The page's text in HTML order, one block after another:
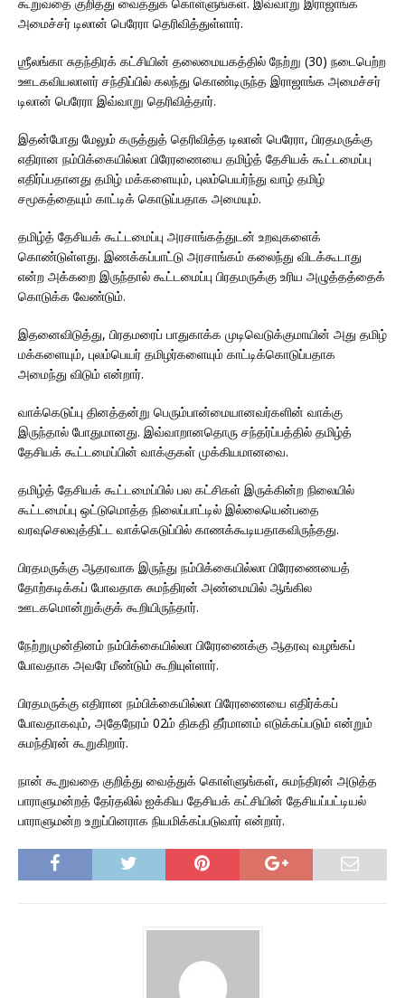
அமைச்சர் டிலான் பெரேரா தெரிவித்துள்ளார்.
ஶ்ரீலங்கா சுதந்திரக் கட்சியின் தலைமையகத்தில் நேற்று (30) நடைபெற்ற
ஊடகவியலாளர் சந்திப்பில் கலந்து கொண்டிருந்த இராஜாங்க அமைச்சர்
டிலான் பெரேரா இவ்வாறு தெரிவித்தார்.
இதன்போது மேலும் கருத்துத் தெரிவித்த டிலான் பெரேரா, பிரதமருக்கு
எதிரான நம்பிக்கையில்லா பிரேரணையை தமிழ்த் தேசியக் கூட்டமைப்பு
எதிர்ப்பதானது தமிழ் மக்களையும், புலம்பெயர்ந்து வாழ் தமிழ்
சமூகத்தையும் காட்டிக் கொடுப்பதாக அமையும்.
தமிழ்த் தேசியக் கூட்டமைப்பு அரசாங்கத்துடன் உறவுகளைக்
கொண்டுள்ளது. இணக்கப்பாட்டு அரசாங்கம் கலைந்து விடக்கூடாது
என்ற அக்கறை இருந்தால் கூட்டமைப்பு பிரதமருக்கு உரிய அழுத்தத்தைக்
கொடுக்க வேண்டும்.
இதனைவிடுத்து, பிரதமரைப் பாதுகாக்க முடிவெடுக்குமாயின் அது தமிழ்
மக்களையும், புலம்பெயர் தமிழர்களையும் காட்டிக்கொடுப்பதாக
அமைந்து விடும் என்றார்.
வாக்கெடுப்பு தினத்தன்று பெரும்பான்மையானவர்களின் வாக்கு
இருந்தால் போதுமானது. இவ்வாறானதொரு சந்தர்ப்பத்தில் தமிழ்த்
தேசியக் கூட்டமைப்பின் வாக்குகள் முக்கியமானவை.
தமிழ்த் தேசியக் கூட்டமைப்பில் பல கட்சிகள் இருக்கின்ற நிலையில்
கூட்டமைப்பு ஒட்டுமொத்த நிலைப்பாட்டில் இல்லையென்பதை
வரவுசெலவுத்திட்ட வாக்கெடுப்பில் காணக்கூடியதாகவிருந்தது.
பிரதமருக்கு ஆதரவாக இருந்து நம்பிக்கையில்லா பிரேரணையைத்
தோற்கடிக்கப் போவதாக சுமந்திரன் அண்மையில் ஆங்கில
ஊடகமொன்றுக்குக் கூறியிருந்தார்.
நேற்றுமுன்தினம் நம்பிக்கையில்லா பிரேரணைக்கு ஆதரவு வழங்கப்
போவதாக அவரே மீண்டும் கூறியுள்ளார்.
பிரதமருக்கு எதிரான நம்பிக்கையில்லா பிரேரணையை எதிர்க்கப்
போவதாகவும், அதேநேரம் 02ம் திகதி தீர்மானம் எடுக்கப்படும் என்றும்
சுமந்திரன் கூறுகிறார்.
நான் கூறுவதை குறித்து வைத்துக் கொள்ளுங்கள், சுமந்திரன் அடுத்த
பாராளுமன்றத் தேர்தலில் ஐக்கிய தேசியக் கட்சியின் தேசியப்பட்டியல்
பாராளுமன்ற உறுப்பினராக நியமிக்கப்படுவார் என்றார்.